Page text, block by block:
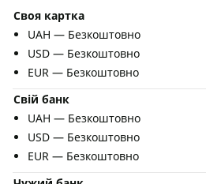
Своя картка
UAH — Безкоштовно
USD — Безкоштовно
EUR — Безкоштовно
Свій банк
UAH — Безкоштовно
USD — Безкоштовно
EUR — Безкоштовно